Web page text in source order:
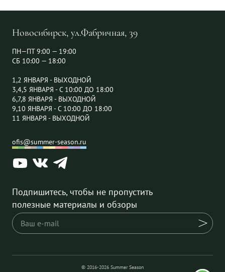
Новосибирск, ул.Фабричная, 39
ПН—ПТ 9:00 — 19:00
СБ 10:00 — 18:00
1,2 ЯНВАРЯ - ВЫХОДНОЙ
3,4,5 ЯНВАРЯ - С 10:00 ДО 18:00
6,7,8 ЯНВАРЯ - ВЫХОДНОЙ
9,10 ЯНВАРЯ - С 10:00 ДО 18:00
11 ЯНВАРЯ - ВЫХОДНОЙ
ofis@summer-season.ru
Подпишитесь, чтобы не пропустить
полезные материалы и обзоры
© 2016-2026 Summer Season